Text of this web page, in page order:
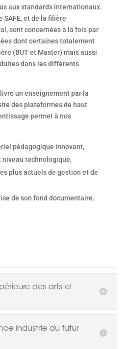
aux standards internationaux.
SAFE, et de la filière
sont concernées à la fois par
dont certaines totalement
(BUT et Master) mais aussi
dans les différents
un enseignement par la
des plateformes de haut
permet à nos
pédagogique innovant,
niveau technologique,
plus actuels de gestion et de
de son fond documentaire.
des arts et
industrie du futur